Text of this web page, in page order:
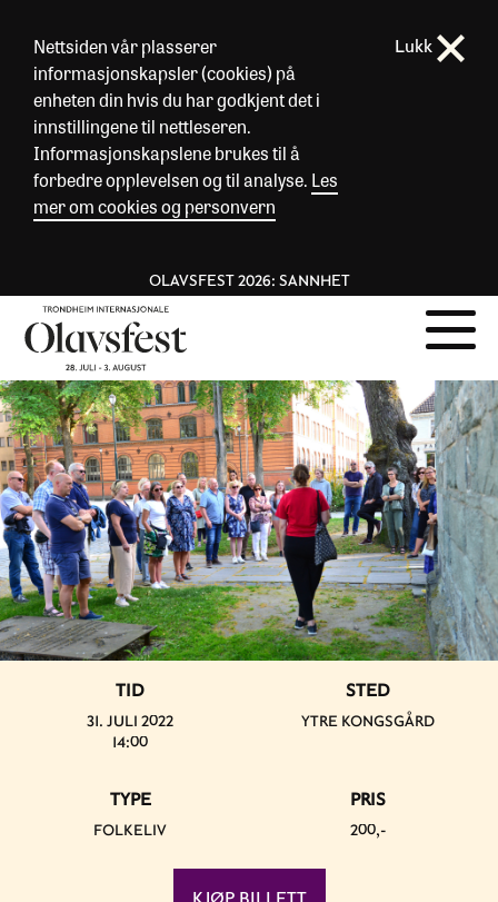
Nettsiden vår plasserer
informasjonskapsler (cookies) på
enheten din hvis du har godkjent det i
innstillingene til nettleseren.
Informasjonskapslene brukes til å
forbedre opplevelsen og til analyse. Les
mer om cookies og personvern
Lukk
OLAVSFEST 2026: SANNHET
TID
31. JULI 2022
14:00
STED
YTRE KONGSGÅRD
TYPE
FOLKELIV
PRIS
200,-